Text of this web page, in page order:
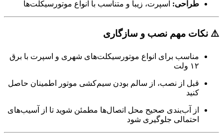
طراحی: اسپرت، زیبا و متناسب با انواع موتورسیکلت‌ها
⚠️ نکات مهم نصب و سازگاری
مناسب برای انواع موتورسیکلت‌های شهری و اسپرت با برق
۱۲ ولت
قبل از نصب، از سالم بودن سیم‌کشی موتور اطمینان حاصل
کنید
از آب‌بندی صحیح محل اتصال‌ها مطمئن شوید تا از آسیب‌های
احتمالی جلوگیری شود